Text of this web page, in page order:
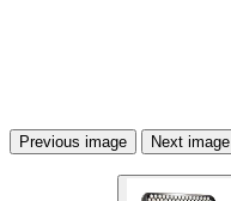
Previous image Next image